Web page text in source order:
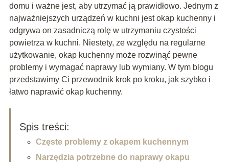
domu i ważne jest, aby utrzymać ją prawidłowo. Jednym z
najważniejszych urządzeń w kuchni jest okap kuchenny i
odgrywa on zasadniczą rolę w utrzymaniu czystości
powietrza w kuchni. Niestety, ze względu na regularne
użytkowanie, okap kuchenny może rozwinąć pewne
problemy i wymagać naprawy lub wymiany. W tym blogu
przedstawimy Ci przewodnik krok po kroku, jak szybko i
łatwo naprawić okap kuchenny.
Spis treści:
Częste problemy z okapem kuchennym
Narzędzia potrzebne do naprawy okapu